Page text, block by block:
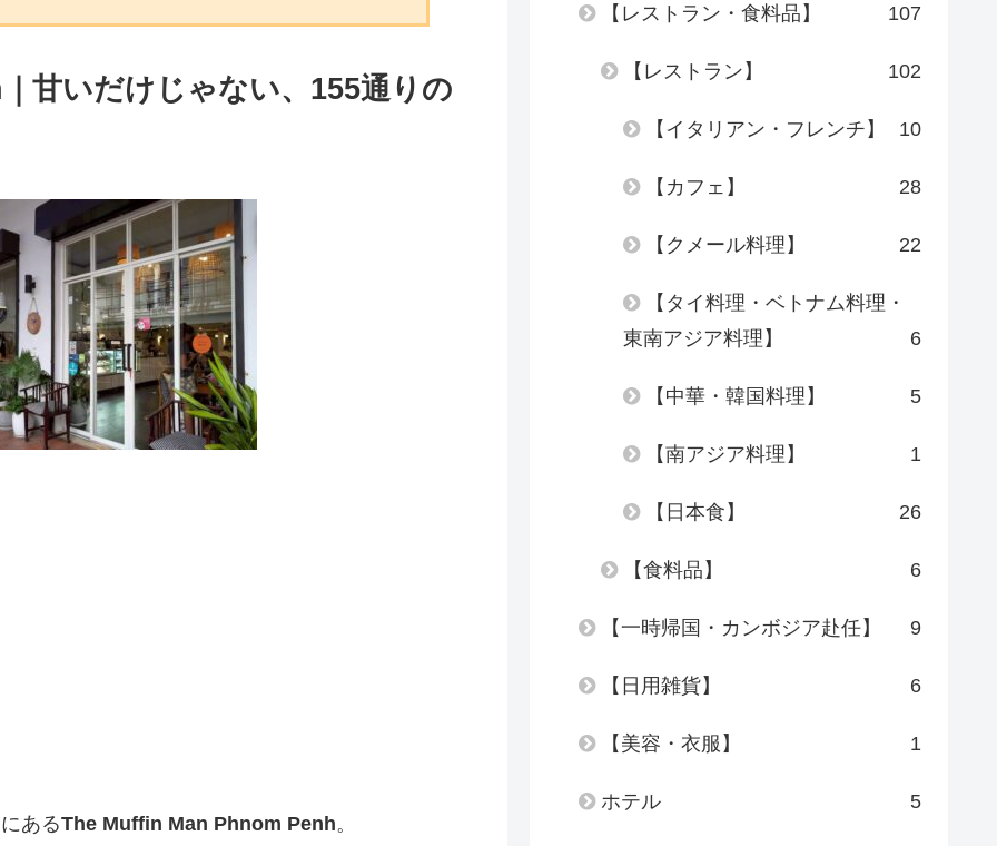
甘いだけじゃない、155通りの
あるThe Muffin Man Phnom Penh。
【レストラン・食料品】 107
【レストラン】 102
【イタリアン・フレンチ】 10
【カフェ】 28
【クメール料理】 22
【タイ料理・ベトナム料理・
東南アジア料理】
6
【中華・韓国料理】 5
【南アジア料理】 1
【日本食】 26
【食料品】 6
【一時帰国・カンボジア赴任】 9
【日用雑貨】 6
【美容・衣服】 1
ホテル 5